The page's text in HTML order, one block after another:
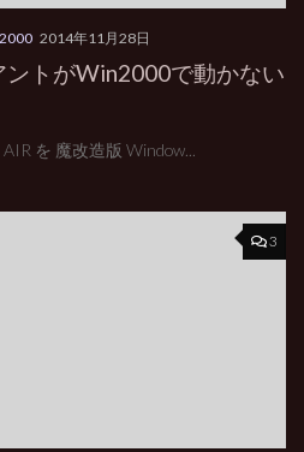
2014年11月28日
トがWin2000で動かない
を 魔改造版 Window...
3